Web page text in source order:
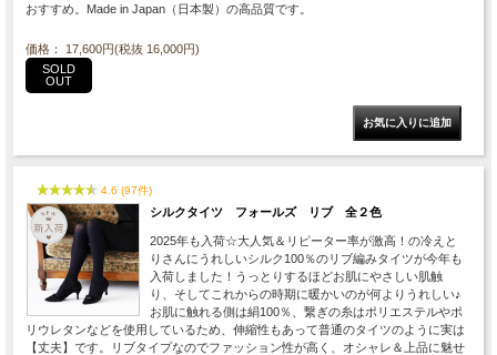
おすすめ。Made in Japan（日本製）の高品質です。
価格： 17,600円(税抜 16,000円)
SOLD
OUT
4.6 (97件)
シルクタイツ フォールズ リブ 全２色
2025年も入荷☆大人気＆リピーター率が激高！の冷えと
りさんにうれしいシルク100％のリブ編みタイツが今年も
入荷しました！うっとりするほどお肌にやさしい肌触
り、そしてこれからの時期に暖かいのが何よりうれしい♪
お肌に触れる側は絹100％、繋ぎの糸はポリエステルやポ
リウレタンなどを使用しているため、伸縮性もあって普通のタイツのように実は
【丈夫】です。リブタイプなのでファッション性が高く、オシャレ＆上品に魅せ